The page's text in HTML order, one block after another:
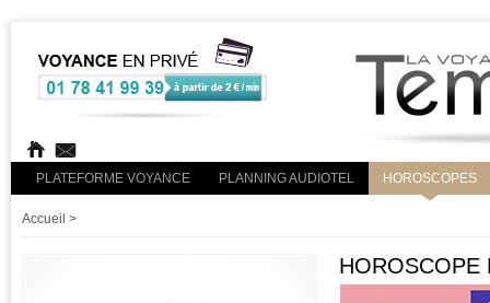
PLATEFORME VOYANCE PLANNING AUDIOTEL HOROSCOPES
Accueil >
HOROSCOPE